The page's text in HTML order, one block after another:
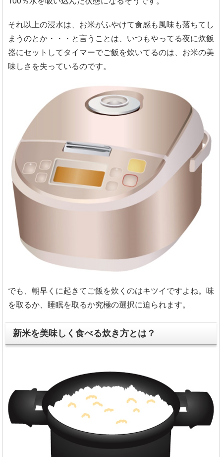
それ以上の浸水は、お米がふやけて食感も風味も落ちてし
まうのとか・・・と言うことは、いつもやってる夜に炊飯
器にセットしてタイマーでご飯を炊いてるのは、お米の美
味しさを失っているのです。
でも、朝早くに起きてご飯を炊くのはキツイですよね。味
を取るか、睡眠を取るか究極の選択に迫られます。
新米を美味しく食べる炊き方とは？